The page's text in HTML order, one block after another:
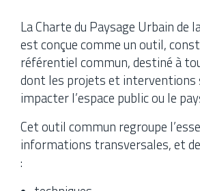
La Charte du Paysage Urbain de
est conçue comme un outil,
référentiel commun, destiné à
dont les projets et interventions
impacter l’espace public ou le
Cet outil commun regroupe
informations transversales, et
: